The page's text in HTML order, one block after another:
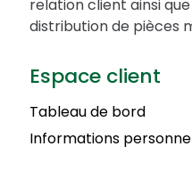
relation client ainsi
distribution de pièces
Espace client
Tableau de bord
Informations